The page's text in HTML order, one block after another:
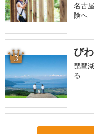
名古
険へ
3 び
琵琶
る